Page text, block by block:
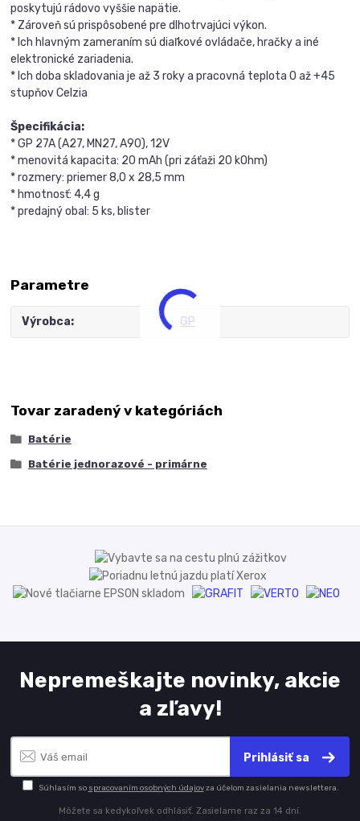
poskytujú rádovo vyššie napätie.
* Zároveň sú prispôsobené pre dlhotrvajúci výkon.
* Ich hlavným zameraním sú diaľkové ovládače, hračky a iné
elektronické zariadenia.
* Ich doba skladovania je až 3 roky a pracovná teplota 0 až +45
stupňov Celzia
Špecifikácia:
* GP 27A (A27, MN27, A90), 12V
* menovitá kapacita: 20 mAh (pri záťaži 20 kOhm)
* rozmery: priemer 8,0 x 28,5 mm
* hmotnosť: 4,4 g
* predajný obal: 5 ks, blister
Parametre
Výrobca GP
Tovar zaradený v kategóriách
Batérie
Batérie jednorazové - primárne
Nepremeškajte novinky, akcie
a zľavy!
Prihlásiť sa
Súhlasím so spracovaním osobných údajovza účelom zasielania newslettera.
Môžete sa kedykoľvek odhlásiť. Zasielame raz za 14 dní.